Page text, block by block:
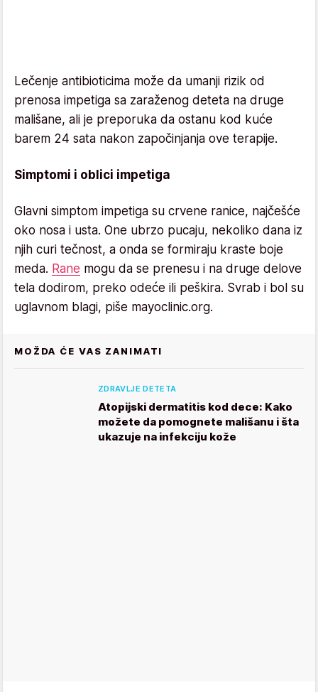
Lečenje antibioticima može da umanji rizik od
prenosa impetiga sa zaraženog deteta na druge
mališane, ali je preporuka da ostanu kod kuće
barem 24 sata nakon započinjanja ove terapije.
Simptomi i oblici impetiga
Glavni simptom impetiga su crvene ranice, najčešće
oko nosa i usta. One ubrzo pucaju, nekoliko dana iz
njih curi tečnost, a onda se formiraju kraste boje
meda. Rane mogu da se prenesu i na druge delove
tela dodirom, preko odeće ili peškira. Svrab i bol su
uglavnom blagi, piše mayoclinic.org.
MOŽDA ĆE VAS ZANIMATI
ZDRAVLJE DETETA
Atopijski dermatitis kod dece: Kako
možete da pomognete mališanu i šta
ukazuje na infekciju kože